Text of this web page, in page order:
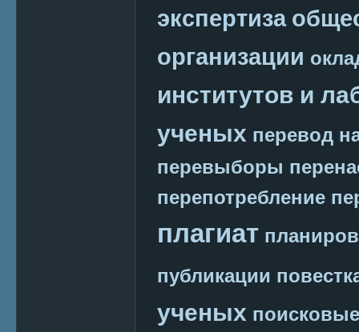
экспертиза
организации
институтов и
ученых перевод
перевыборы
перепотребление
плагиат
публикации
ученых